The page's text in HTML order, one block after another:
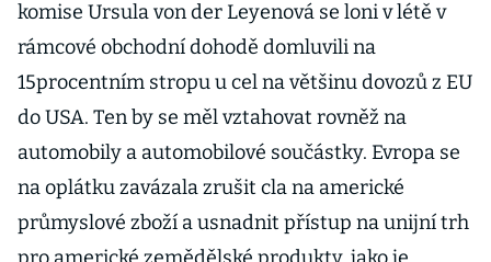
komise Ursula von der Leyenová se loni v létě v
rámcové obchodní dohodě domluvili na
15procentním stropu u cel na většinu dovozů z EU
do USA. Ten by se měl vztahovat rovněž na
automobily a automobilové součástky. Evropa se
na oplátku zavázala zrušit cla na americké
průmyslové zboží a usnadnit přístup na unijní trh